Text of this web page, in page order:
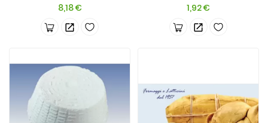
8,18 €Prezzo
1,92 €Prezzo